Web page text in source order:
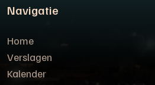
Navigatie
Home
Verslagen
Kalender